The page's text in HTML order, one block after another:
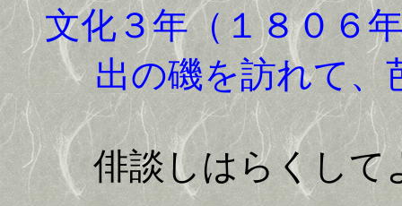
文化３年（１８０６年
出の磯を訪れて、
俳談しはらくして